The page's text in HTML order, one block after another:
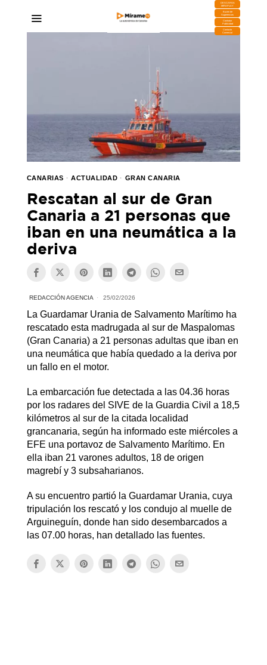
DESCARGA
MIRAPLAY
Buzón de
Sugerencias
Contratar
Publicidad
Contacto
Comercial
CANARIAS · ACTUALIDAD · GRAN CANARIA
Rescatan al sur de Gran
Canaria a 21 personas que
iban en una neumática a la
deriva
REDACCIÓN AGENCIA 25/02/2026
La Guardamar Urania de Salvamento Marítimo ha
rescatado esta madrugada al sur de Maspalomas
(Gran Canaria) a 21 personas adultas que iban en
una neumática que había quedado a la deriva por
un fallo en el motor.
La embarcación fue detectada a las 04.36 horas
por los radares del SIVE de la Guardia Civil a 18,5
kilómetros al sur de la citada localidad
grancanaria, según ha informado este miércoles a
EFE una portavoz de Salvamento Marítimo. En
ella iban 21 varones adultos, 18 de origen
magrebí y 3 subsaharianos.
A su encuentro partió la Guardamar Urania, cuya
tripulación los rescató y los condujo al muelle de
Arguineguín, donde han sido desembarcados a
las 07.00 horas, han detallado las fuentes.